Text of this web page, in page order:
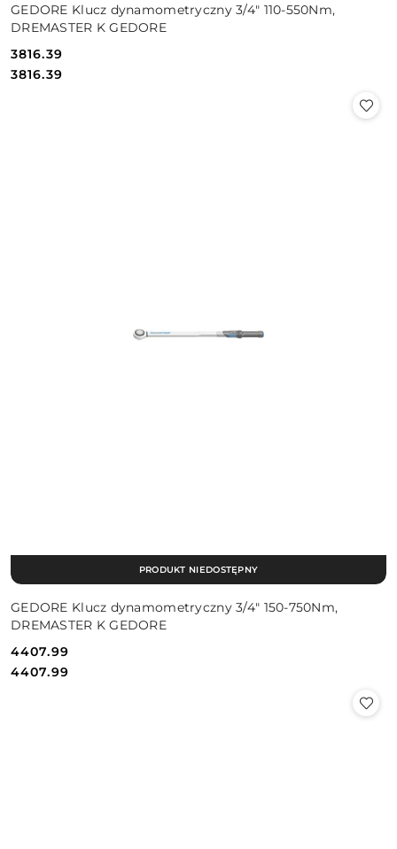
GEDORE Klucz dynamometryczny 3/4" 110-550Nm,
DREMASTER K GEDORE
Cena:
3816.39
Cena:
3816.39
GEDORE Klucz dynamometryczny 3/4" 150-750Nm,
DREMASTER K GEDORE
Cena:
4407.99
Cena:
4407.99
PRODUKT NIEDOSTĘPNY